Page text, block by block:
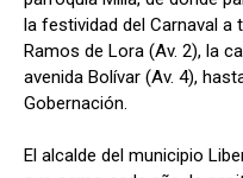
la festividad del Carnaval a
Ramos de Lora (Av. 2), la
avenida Bolívar (Av. 4),
Gobernación.
El alcalde del municipio